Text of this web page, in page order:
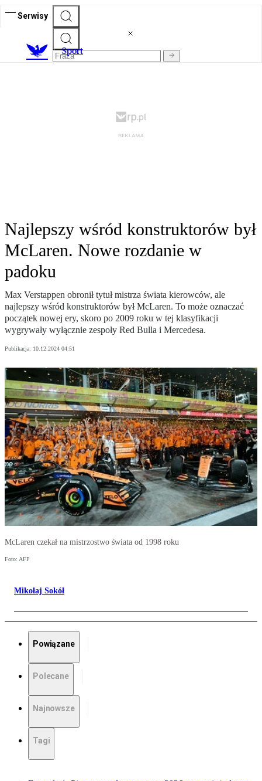
Serwisy
Sport
Najlepszy wśród konstruktorów był
McLaren. Nowe rozdanie w
padoku
Max Verstappen obronił tytuł mistrza świata kierowców, ale
najlepszy wśród konstruktorów był McLaren. To może oznaczać
początek nowej ery, skoro po 2009 roku w tej klasyfikacji
wygrywały wyłącznie zespoły Red Bulla i Mercedesa.
Publikacja: 10.12.2024 04:51
McLaren czekał na mistrzostwo świata od 1998 roku
Foto: AFP
Mikołaj Sokół
Powiązane
Polecane
Najnowsze
Tagi